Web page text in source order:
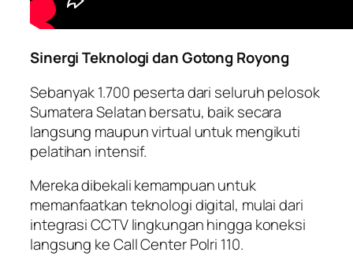
Sinergi Teknologi dan Gotong Royong
Sebanyak 1.700 peserta dari seluruh pelosok
Sumatera Selatan bersatu, baik secara
langsung maupun virtual untuk mengikuti
pelatihan intensif.
Mereka dibekali kemampuan untuk
memanfaatkan teknologi digital, mulai dari
integrasi CCTV lingkungan hingga koneksi
langsung keCall CenterPolri 110.